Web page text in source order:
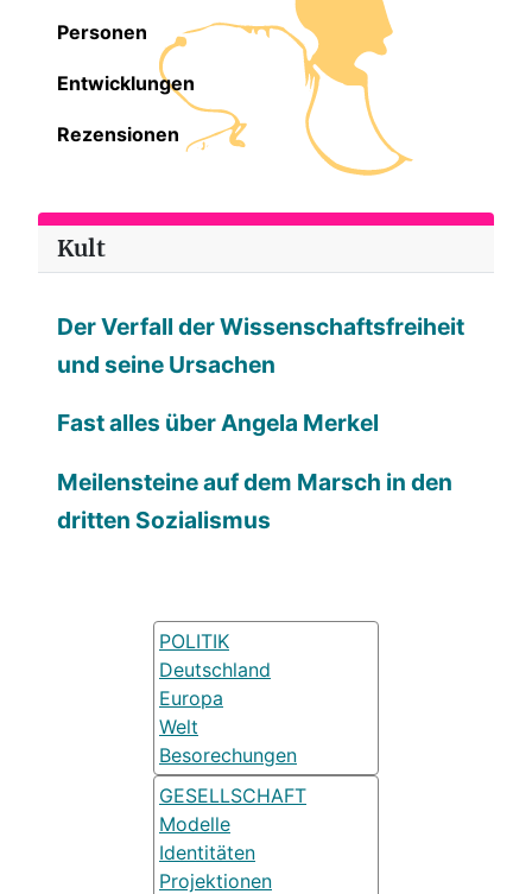
Personen
Entwicklungen
Rezensionen
Kult
Der Verfall der Wissenschaftsfreiheit
und seine Ursachen
Fast alles über Angela Merkel
Meilensteine auf dem Marsch in den
dritten Sozialismus
POLITIK
Deutschland
Europa
Welt
Besorechungen
GESELLSCHAFT
Modelle
Identitäten
Projektionen